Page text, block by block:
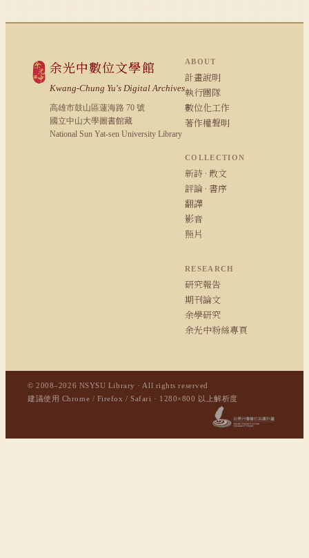
余光中數位文學館
Kwang-Chung Yu's Digital Archives
高雄市鼓山區蓮海路 70 號
國立中山大學圖書館藏
National Sun Yat-sen University Library
ABOUT
計畫說明
執行團隊
數位化工作
著作權聲明
COLLECTION
新詩 · 散文
評論 · 書序
翻譯
影音
照片
RESEARCH
研究報告
期刊論文
余學研究
余光中粉絲專頁
© 2008–2026 NSYSU Library · All rights reserved
建議使用 Chrome / Firefox / Safari · 1280×800 以上解析度